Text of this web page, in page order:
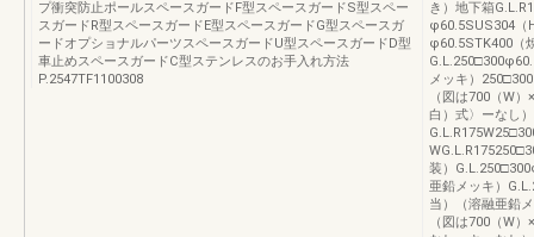
プ衝突防止ポールスペースガードF型スペースガードS型スペー
スガードR型スペースガードE型スペースガードG型スペースガ
ードオプショナルパーツスペースガードU型スペースガードD型
車止めスペースガードC型ステンレスのお手入れ方法
P.2547TF1100308
き）地下箱
φ60.5SUS304（
φ60.5STK400（
メッキ）
（図は700（W
白）式〉ーなし
装）
亜鉛メッキ）
当）（溶融亜鉛
（図は700（W